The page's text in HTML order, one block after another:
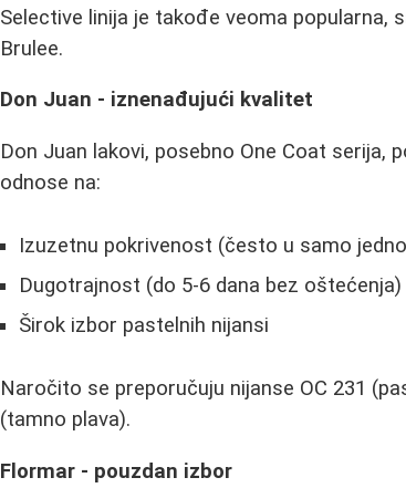
Selective linija je takođe veoma popularna,
Brulee.
Don Juan - iznenađujući kvalitet
Don Juan lakovi, posebno One Coat serija,
odnose na:
Izuzetnu pokrivenost (često u samo
Dugotrajnost (do 5-6 dana bez oštećenja)
Širok izbor pastelnih nijansi
Naročito se preporučuju nijanse OC 231
(tamno plava).
Flormar - pouzdan izbor